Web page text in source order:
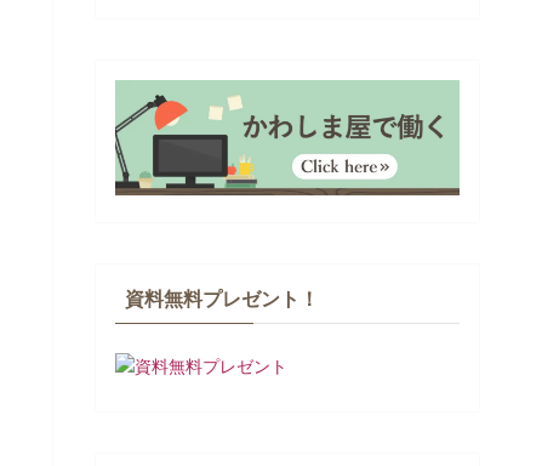
資料無料プレゼント！